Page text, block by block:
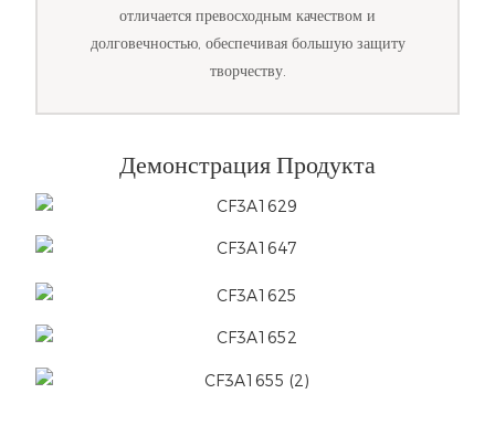
отличается превосходным качеством и
долговечностью, обеспечивая большую защиту
творчеству.
Демонстрация Продукта